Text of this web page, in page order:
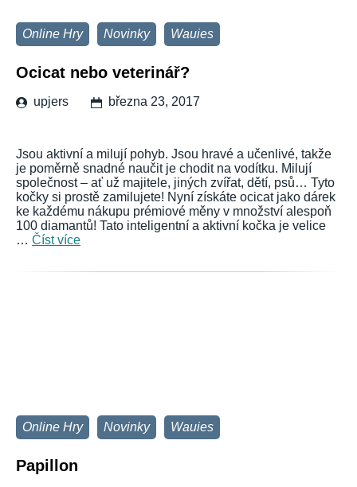
Online Hry Novinky Wauies
Ocicat nebo veterinář?
upjers března 23, 2017
Jsou aktivní a milují pohyb. Jsou hravé a učenlivé, takže
je poměrně snadné naučit je chodit na vodítku. Milují
společnost – ať už majitele, jiných zvířat, dětí, psů… Tyto
kočky si prostě zamilujete! Nyní získáte ocicat jako dárek
ke každému nákupu prémiové měny v množství alespoň
100 diamantů! Tato inteligentní a aktivní kočka je velice
… Číst více
Online Hry Novinky Wauies
Papillon